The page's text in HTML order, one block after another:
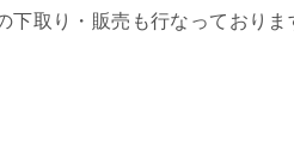
下取り・販売も行なっており